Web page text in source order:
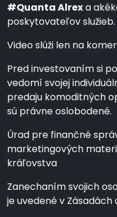
#Quanta Alrexa
poskytovateľov služieb.
Video slúži len na
Pred investovaním si
vedomí svojej
predaju komoditných
sú právne oslobodené.
Úrad pre finančné
marketingových
kráľovstva
Zanechaním svojich
je uvedené v